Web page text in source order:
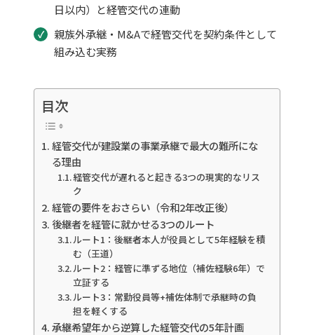
日以内）と経管交代の連動
親族外承継・M&Aで経管交代を契約条件として
組み込む実務
目次
経管交代が建設業の事業承継で最大の難所にな
る理由
経管交代が遅れると起きる3つの現実的なリス
ク
経管の要件をおさらい（令和2年改正後）
後継者を経管に就かせる3つのルート
ルート1：後継者本人が役員として5年経験を積
む（王道）
ルート2：経管に準ずる地位（補佐経験6年）で
立証する
ルート3：常勤役員等+補佐体制で承継時の負
担を軽くする
承継希望年から逆算した経管交代の5年計画